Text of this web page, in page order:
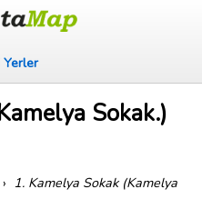
Sokak.)
› 1. Kamelya Sokak (Kamelya